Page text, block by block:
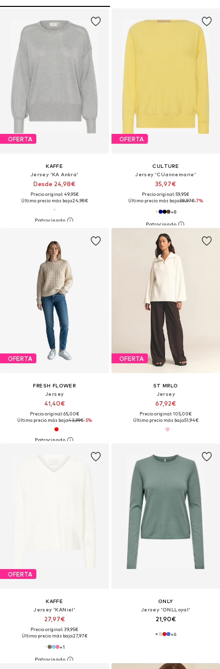
OFERTA
KAFFE
Jersey 'KA Ankra'
Desde 24,98€
Precio original: 49,95€
Último precio más bajo:24,98€
OFERTA
CULTURE
Jersey 'CUannemarie'
35,97€
Precio original: 59,95€
Último precio más bajo:38,97€-7%
+8
OFERTA
FRESH FLOWER
Jersey
41,40€
Precio original: 65,00€
Último precio más bajo:43,99€-5%
OFERTA
ST MRLO
Jersey
67,92€
Precio original: 105,00€
Último precio más bajo:51,94€
OFERTA
KAFFE
Jersey 'KANiel'
27,97€
Precio original: 39,95€
Último precio más bajo:27,97€
+1
ONLY
Jersey 'ONLLoyal'
21,90€
+6